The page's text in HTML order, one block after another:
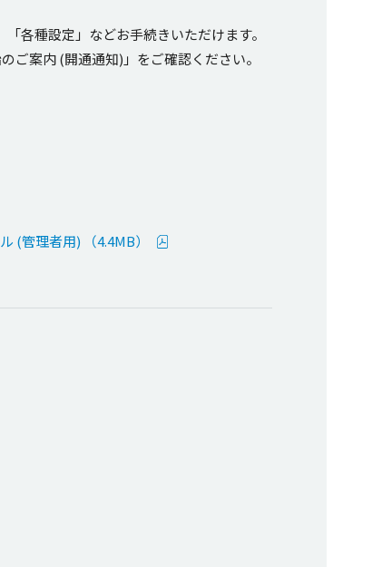
「各種設定 」などお手続きいただけます。
のご案内(開通通知)」をご確認ください。
(管理者用) （4.4MB）